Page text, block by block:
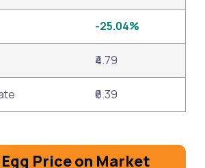
-25.04%
₹4.79
₹6.39
Price on Market